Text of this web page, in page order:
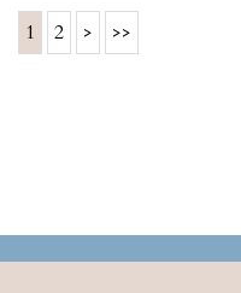
1 2 > >>